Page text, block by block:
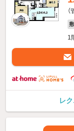
敷
1
レ